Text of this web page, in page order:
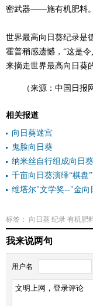
密武器——施有机肥料
世界最高向日葵纪录是
霍普稍感遗憾，“这是
来摘走世界最高向日葵
（来源：中国日报
相关报道
向日葵迷宫
鬼脸向日葵
纳米丝自行组成向日葵
千亩向日葵演绎“棋盘
维塔尔"文学奖--"金向
标签： 向日葵 纪录 有机肥
我来说两句
用户名